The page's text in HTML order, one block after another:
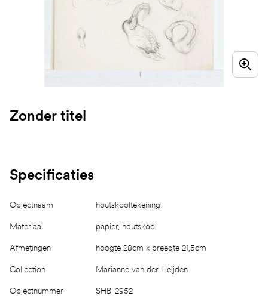
Zonder titel
Specificaties
Objectnaam houtskooltekening
Materiaal papier, houtskool
Afmetingen hoogte 28cm x breedte 21,5cm
Collection Marianne van der Heijden
Objectnummer SHB-2952